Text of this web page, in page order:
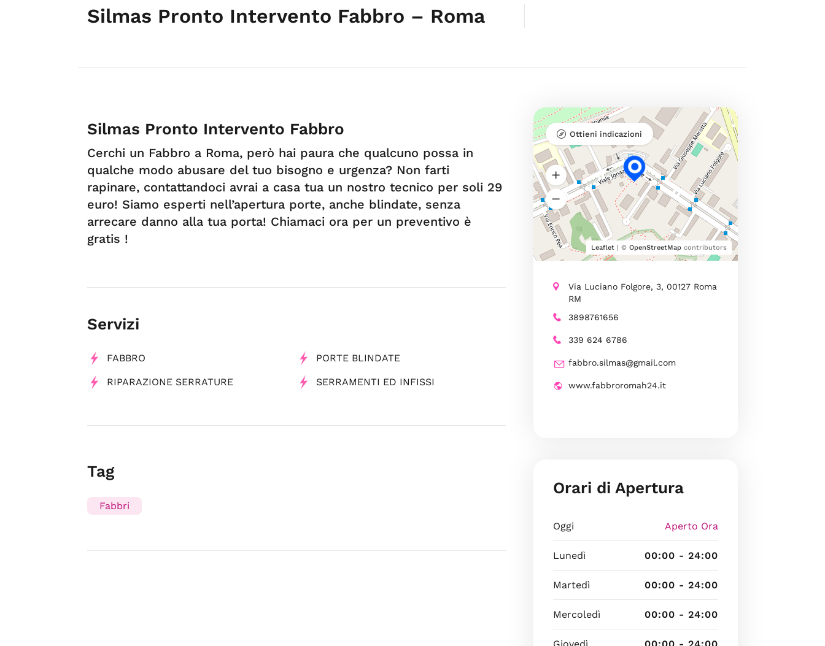
Silmas Pronto Intervento Fabbro – Roma
Silmas Pronto Intervento Fabbro
Cerchi un Fabbro a Roma, però hai paura che qualcuno possa in
qualche modo abusare del tuo bisogno e urgenza? Non farti
rapinare, contattandoci avrai a casa tua un nostro tecnico per soli 29
euro! Siamo esperti nell’apertura porte, anche blindate, senza
arrecare danno alla tua porta! Chiamaci ora per un preventivo è
gratis !
Servizi
FABBRO PORTE BLINDATE
RIPARAZIONE SERRATURE SERRAMENTI ED INFISSI
Tag
Fabbri
Leaflet| © OpenStreetMapcontributors
Ottieni indicazioni
Via Luciano Folgore, 3, 00127 Roma
RM
3898761656
339 624 6786
fabbro.silmas@gmail.com
www.fabbroromah24.it
Orari di Apertura
Oggi Aperto Ora
Lunedì 00:00 - 24:00
Martedì 00:00 - 24:00
Mercoledì 00:00 - 24:00